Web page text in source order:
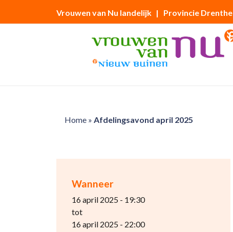
Vrouwen van Nu landelijk | Provincie Drenthe
Home» Afdelingsavond april 2025
Wanneer
16 april 2025 - 19:30
tot
16 april 2025 - 22:00